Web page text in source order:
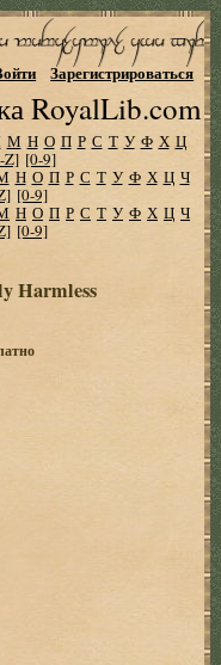
RoyalLib.com
Зарегистрироваться
М Н О П Р С Т У Ф Х Ц
Z] [0-9]
Н О П Р С Т У Ф Х Ц Ч
[0-9]
Н О П Р С Т У Ф Х Ц Ч
[0-9]
Harmless